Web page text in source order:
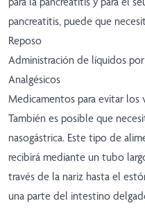
pancreatitis, puede que
Reposo
Administración de líquidos por
Analgésicos
Medicamentos para evitar los
También es posible que
nasogástrica. Este tipo de
recibirá mediante un tubo
través de la nariz hasta el
una parte del intestino